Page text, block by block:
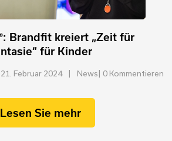
Brandfit kreiert „Zeit für
für Kinder
21. Februar 2024 | News| 0 Kommentieren
Lesen Sie mehr